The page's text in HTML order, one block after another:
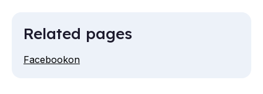
Related pages
Facebookon